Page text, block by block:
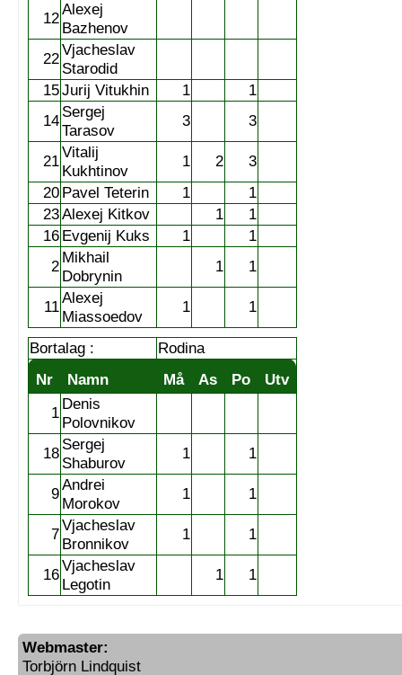
12
Alexej
Bazhenov
22
Vjacheslav
Starodid
15Jurij Vitukhin 1
1
14
Sergej
Tarasov
3 3
21
Vitalij
Kukhtinov
1 2
3
20 Pavel Teterin 1
1
23Alexej Kitkov 1
1
16 Evgenij Kuks 1
1
2
Mikhail
Dobrynin
1 1
11
Alexej
Miassoedov
1 1
Bortalag :
Rodina
Nr
Namn Må As Po
Utv
1
Denis
Polovnikov
18
Sergej
Shaburov
1 1
9
Andrei
Morokov
1 1
7
Vjacheslav
Bronnikov
1 1
16
Vjacheslav
Legotin
1 1
Webmaster:
Torbjörn Lindquist